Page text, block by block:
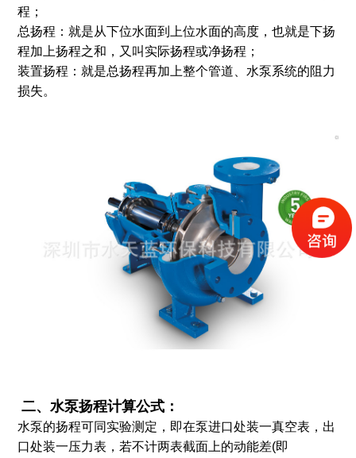
程；
总扬程：就是从下位水面到上位水面的高度，也就是下扬
程加上扬程之和，又叫实际扬程或净扬程；
装置扬程：就是总扬程再加上整个管道、水泵系统的阻力
损失。
二、水泵扬程计算公式：
水泵的扬程可同实验测定，即在泵进口处装一真空表，出
口处装一压力表，若不计两表截面上的动能差(即